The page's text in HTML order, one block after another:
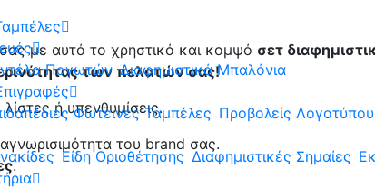
Παγωτών Διαφημιστικά Μπαλόνια
Φωτεινές Ταμπέλες Προβολείς Λογοτύπου
Είδη Οριοθέτησης Διαφημιστικές Σημαίες
με αυτό το χρηστικό και κομψό σετ
των πελατών σας!
ή υπενθυμίσεις.
του brand σας.
.